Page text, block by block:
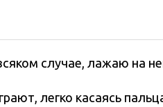
случае, лажаю на
легко касаясь